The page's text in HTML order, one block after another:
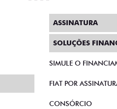
ASSINATURA
SOLUÇÕES
SIMULE O
FIAT POR
CONSÓRCIO